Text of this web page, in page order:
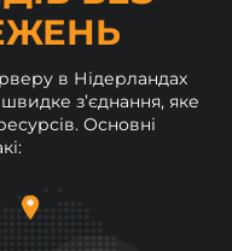
в Нідерландах
з’єднання, яке
Основні